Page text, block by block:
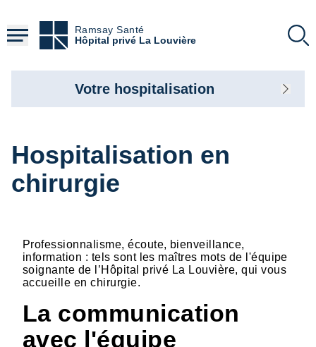
contenu
principal
Ramsay Santé
Hôpital privé La Louvière
Hospitalisation en
chirurgie
Professionnalisme, écoute, bienveillance,
information : tels sont les maîtres mots de l'équipe
soignante de l’Hôpital privé La Louvière, qui vous
accueille en chirurgie.
La communication
avec l'équipe
Votre hospitalisation